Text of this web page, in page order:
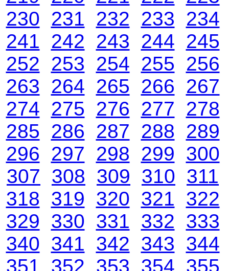
230 231 232 233
234
241
242 243 244 245
252
253 254 255
256
263
264 265 266
267
274 275 276 277
278
285
286 287 288
289
296
297 298 299 300
307 308 309 310 311
318 319 320 321 322
329 330 331 332 333
340 341 342 343 344
351
352 353 354 355